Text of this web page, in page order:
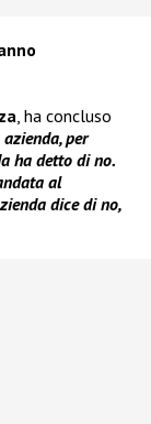
, ha concluso
per
ha detto di no.
al
dice di no,